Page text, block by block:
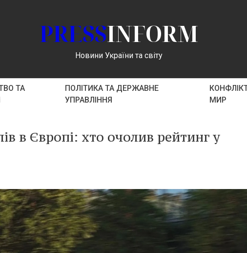
PRESSINFORM
Новини України та світу
ТА
ПОЛІТИКА ТА ДЕРЖАВНЕ
УПРАВЛІННЯ
МИР
в Європі: хто очолив рейтинг у